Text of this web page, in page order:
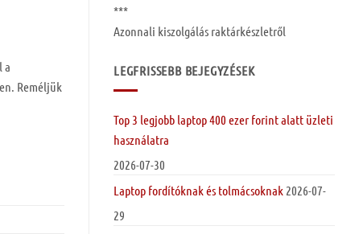
a
Reméljük
***
Azonnali kiszolgálás raktárkészletről
LEGFRISSEBB BEJEGYZÉSEK
Top 3 legjobb laptop 400 ezer forint alatt üzleti
használatra
2026-07-30
Laptop fordítóknak és tolmácsoknak 2026-07-
29